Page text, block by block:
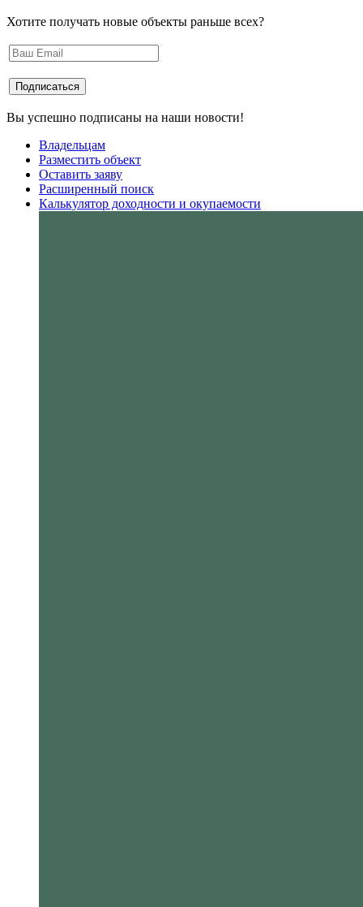
Хотите получать новые объекты раньше всех?
Вы успешно подписаны на наши новости!
Владельцам
Разместить объект
Оставить заяву
Расширенный поиск
Калькулятор доходности и окупаемости